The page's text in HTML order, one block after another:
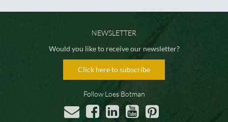
NEWSLETTER
Would you like to receive our newsletter?
Click here to subscribe
Follow Loes Botman